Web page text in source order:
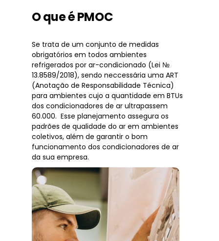
O que é PMOC
Se trata de um conjunto de medidas
obrigatórios em todos ambientes
refrigerados por ar-condicionado (Lei №
13.8589/2018), sendo neccessária uma ART
(Anotação de Responsabilidade Técnica)
para ambientes cujo a quantidade em BTUs
dos condicionadores de ar ultrapassem
60.000. Esse planejamento assegura os
padrões de qualidade do ar em ambientes
coletivos, além de garantir o bom
funcionamento dos condicionadores de ar
da sua empresa.